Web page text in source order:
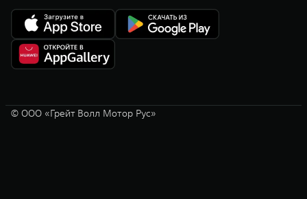
© ООО «Грейт Волл Мотор Рус»